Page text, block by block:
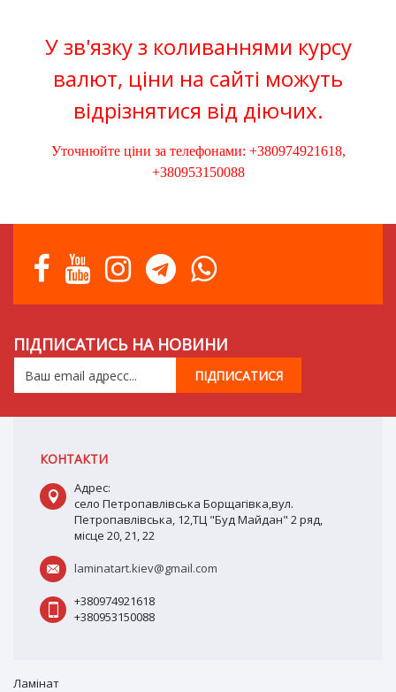
У зв'язку з коливаннями курсу
валют, ціни на сайті можуть
відрізнятися від діючих.
Уточнюйте ціни за телефонами: +380974921618,
+380953150088
ПІДПИСАТИСЬ НА НОВИНИ
КОНТАКТИ
Адрес:
село Петропавлівська Борщагівка,вул.
Петропавлівська, 12,ТЦ "Буд Майдан" 2 ряд,
місце 20, 21, 22
laminatart.kiev@gmail.com
+380974921618
+380953150088
Ламiнат